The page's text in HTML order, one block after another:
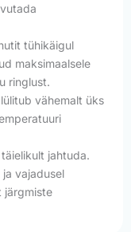
tühikäigul
maksimaalsele
ringlust.
vähemalt üks
jahtuda.
vajadusel
järgmiste